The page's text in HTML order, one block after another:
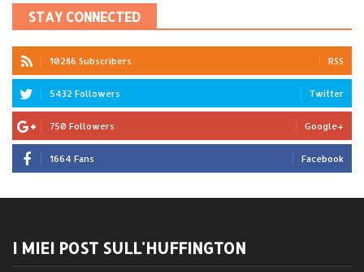
STAY CONNECTED
10286 Subscribers RSS
5432 Followers Twitter
750 Followers Google+
1664 Fans Facebook
I MIEI POST SULL'HUFFINGTON